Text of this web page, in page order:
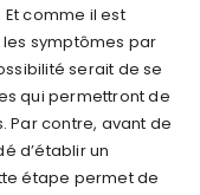
comme il est
symptômes par
serait de se
qui permettront de
Par contre, avant de
d’établir un
étape permet de